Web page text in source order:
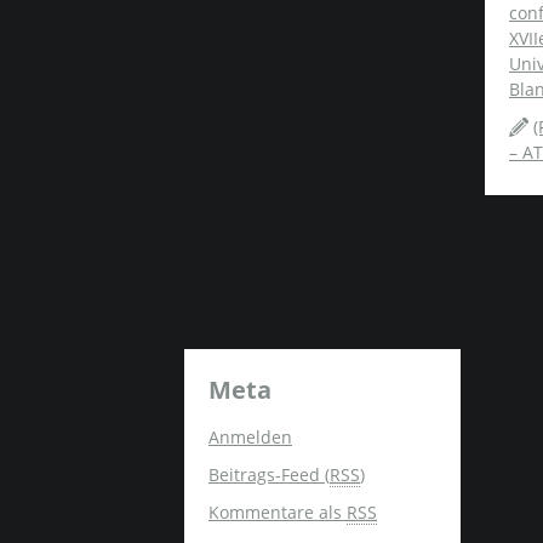
–
Meta
Anmelden
Beitrags-Feed (RSS)
Kommentare als RSS